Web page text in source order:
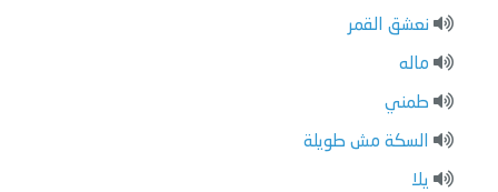
نعشق القمر
ماله
طمني
السكة مش طويلة
يلا